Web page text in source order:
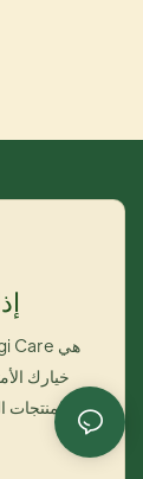
خيارك
لمنتجات